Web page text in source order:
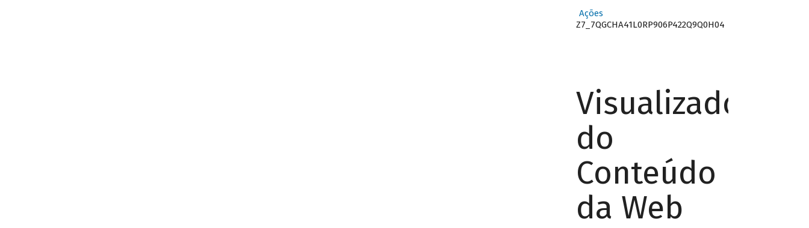
Ações
Z7_7QGCHA41L0RP906P422Q9Q0H04
Visualizador
do
Conteúdo
da Web